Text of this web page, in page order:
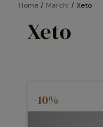
Home Marchi Xeto
Xeto
-10%